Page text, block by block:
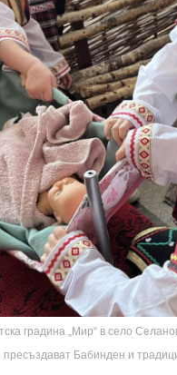
градина „Мир“ в село
пресъздават Бабинден и